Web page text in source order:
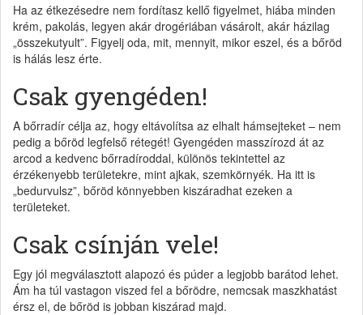
Ha az étkezésedre nem fordítasz kellő figyelmet, hiába minden
krém, pakolás, legyen akár drogériában vásárolt, akár házilag
„összekutyult”. Figyelj oda, mit, mennyit, mikor eszel, és a bőröd
is hálás lesz érte.
Csak gyengéden!
A bőrradír célja az, hogy eltávolítsa az elhalt hámsejteket – nem
pedig a bőröd legfelső rétegét! Gyengéden masszírozd át az
arcod a kedvenc bőrradíroddal, különös tekintettel az
érzékenyebb területekre, mint ajkak, szemkörnyék. Ha itt is
„bedurvulsz”, bőröd könnyebben kiszáradhat ezeken a
területeket.
Csak csínján vele!
Egy jól megválasztott alapozó és púder a legjobb barátod lehet.
Ám ha túl vastagon viszed fel a bőrödre, nemcsak maszkhatást
érsz el, de bőröd is jobban kiszárad majd.